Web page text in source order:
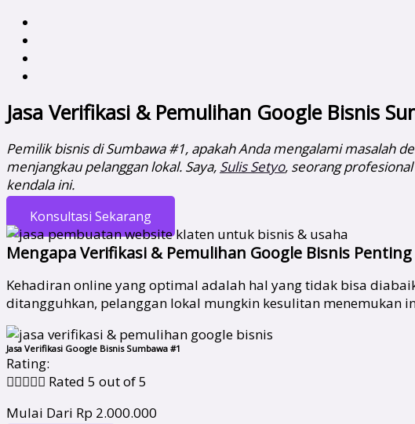
Jasa Verifikasi & Pemulihan Google Bisnis
Pemilik bisnis di Sumbawa #1, apakah Anda mengalami masalah
menjangkau pelanggan lokal. Saya, Sulis Setyo, seorang
kendala ini.
Konsultasi Sekarang
Mengapa Verifikasi & Pemulihan Google Bisnis
Kehadiran online yang optimal adalah hal yang tidak bisa
ditangguhkan, pelanggan lokal mungkin kesulitan menemukan
Jasa Verifikasi Google Bisnis Sumbawa #1
Rating:
 Rated 5 out of 5
Mulai Dari Rp 2.000.000